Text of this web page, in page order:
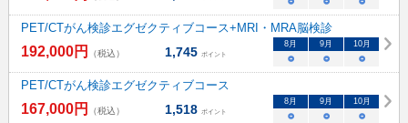
PET/CTがん検診エグゼクティブコース+MRI・MRA脳検診
192,000円 （税込） 1,745 ポイント
8 月 9 月 10月
○ ○ ○
PET/CTがん検診エグゼクティブコース
167,000円 （税込） 1,518 ポイント
8 月 9 月 10月
○ ○ ○